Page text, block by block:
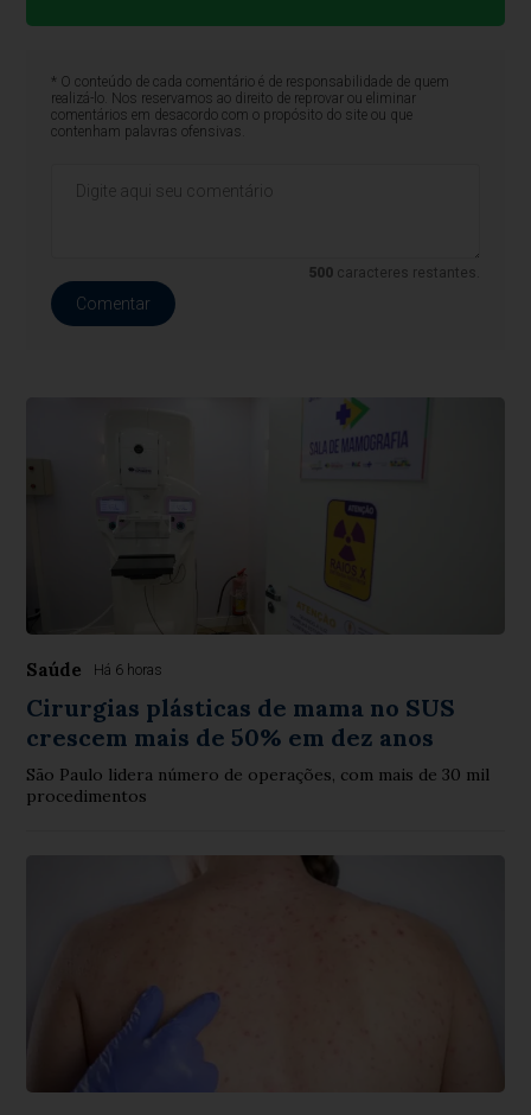
* O conteúdo de cada comentário é de responsabilidade de quem
realizá-lo. Nos reservamos ao direito de reprovar ou eliminar
comentários em desacordo com o propósito do site ou que
contenham palavras ofensivas.
500 caracteres restantes.
Comentar
Saúde Há 6 horas
Cirurgias plásticas de mama no SUS
crescem mais de 50% em dez anos
São Paulo lidera número de operações, com mais de 30 mil
procedimentos